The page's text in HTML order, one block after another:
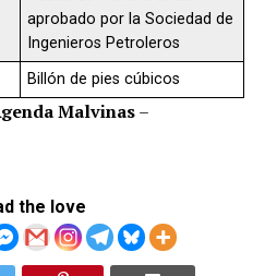
aprobado por la Sociedad de
Ingenieros Petroleros
Billón de pies cúbicos
Malvinas–
the love